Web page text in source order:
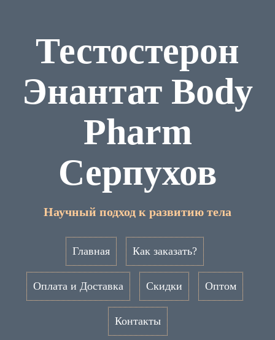
Тестостерон
Энантат Body
Pharm
Серпухов
Научный подход к развитию тела
Главная Как заказать?
Оплата и Доставка Скидки Оптом
Контакты